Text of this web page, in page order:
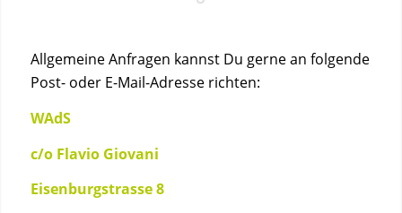
Allgemeine Anfragen kannst Du gerne an folgende
Post- oder E-Mail-Adresse richten:
WAdS
c/o Flavio Giovani
Eisenburgstrasse 8